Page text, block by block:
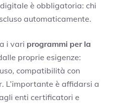
è obbligatoria: chi
automaticamente.
i vari programmi per la
proprie esigenze:
compatibilità con
L’importante è affidarsi a
enti certificatori e